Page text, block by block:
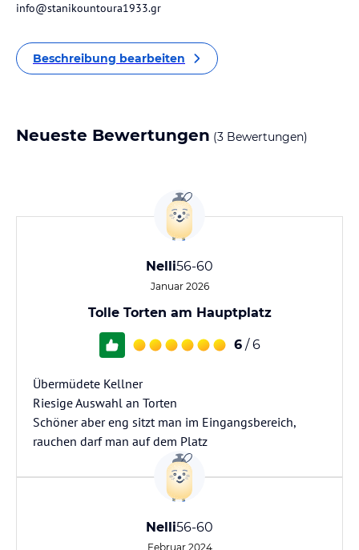
info@stanikountoura1933.gr
Beschreibung bearbeiten
Neueste Bewertungen (3 Bewertungen)
Nelli56-60
Januar 2026
Tolle Torten am Hauptplatz
6 / 6
Übermüdete Kellner
Riesige Auswahl an Torten
Schöner aber eng sitzt man im Eingangsbereich,
Nelli56-60
Februar 2024